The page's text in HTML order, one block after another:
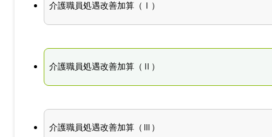
介護職員処遇改善加算（Ⅰ）
介護職員処遇改善加算（Ⅱ）
介護職員処遇改善加算（Ⅲ）